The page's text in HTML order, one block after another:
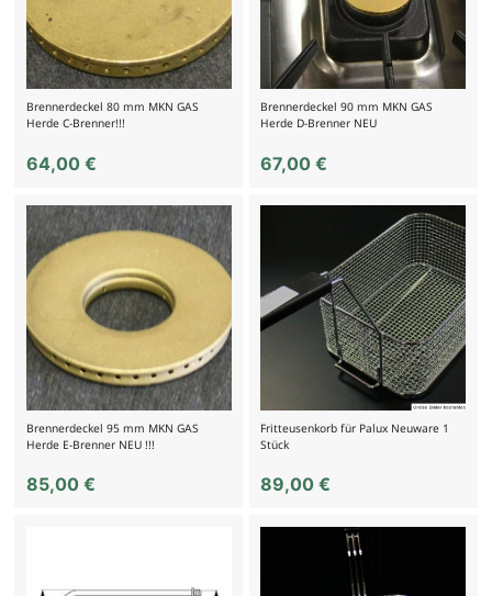
Brennerdeckel 80 mm MKN GAS
Herde C-Brenner!!!
64,00 €
Brennerdeckel 90 mm MKN GAS
Herde D-Brenner NEU
67,00€
Brennerdeckel 95 mm MKN GAS
Herde E-Brenner NEU !!!
85,00 €
Fritteusenkorb für Palux Neuware 1
Stück
89,00€